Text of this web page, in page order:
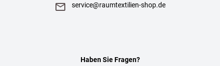
Haben Sie Fragen?
service@raumtextilien-shop.de